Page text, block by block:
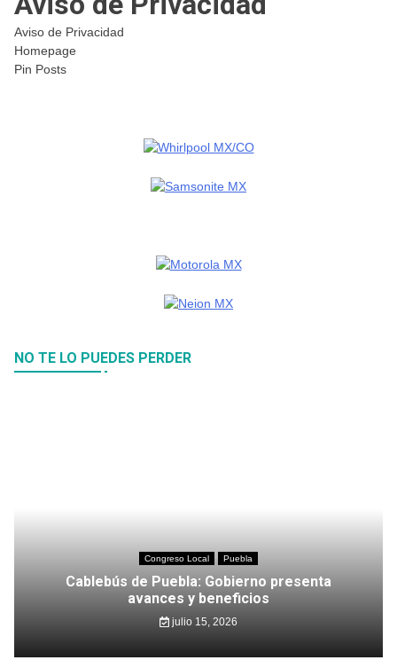
Aviso de Privacidad
Homepage
Pin Posts
NO TE LO PUEDES PERDER
Congreso Local Puebla
Cablebús de Puebla: Gobierno presenta
avances y beneficios
julio 15, 2026